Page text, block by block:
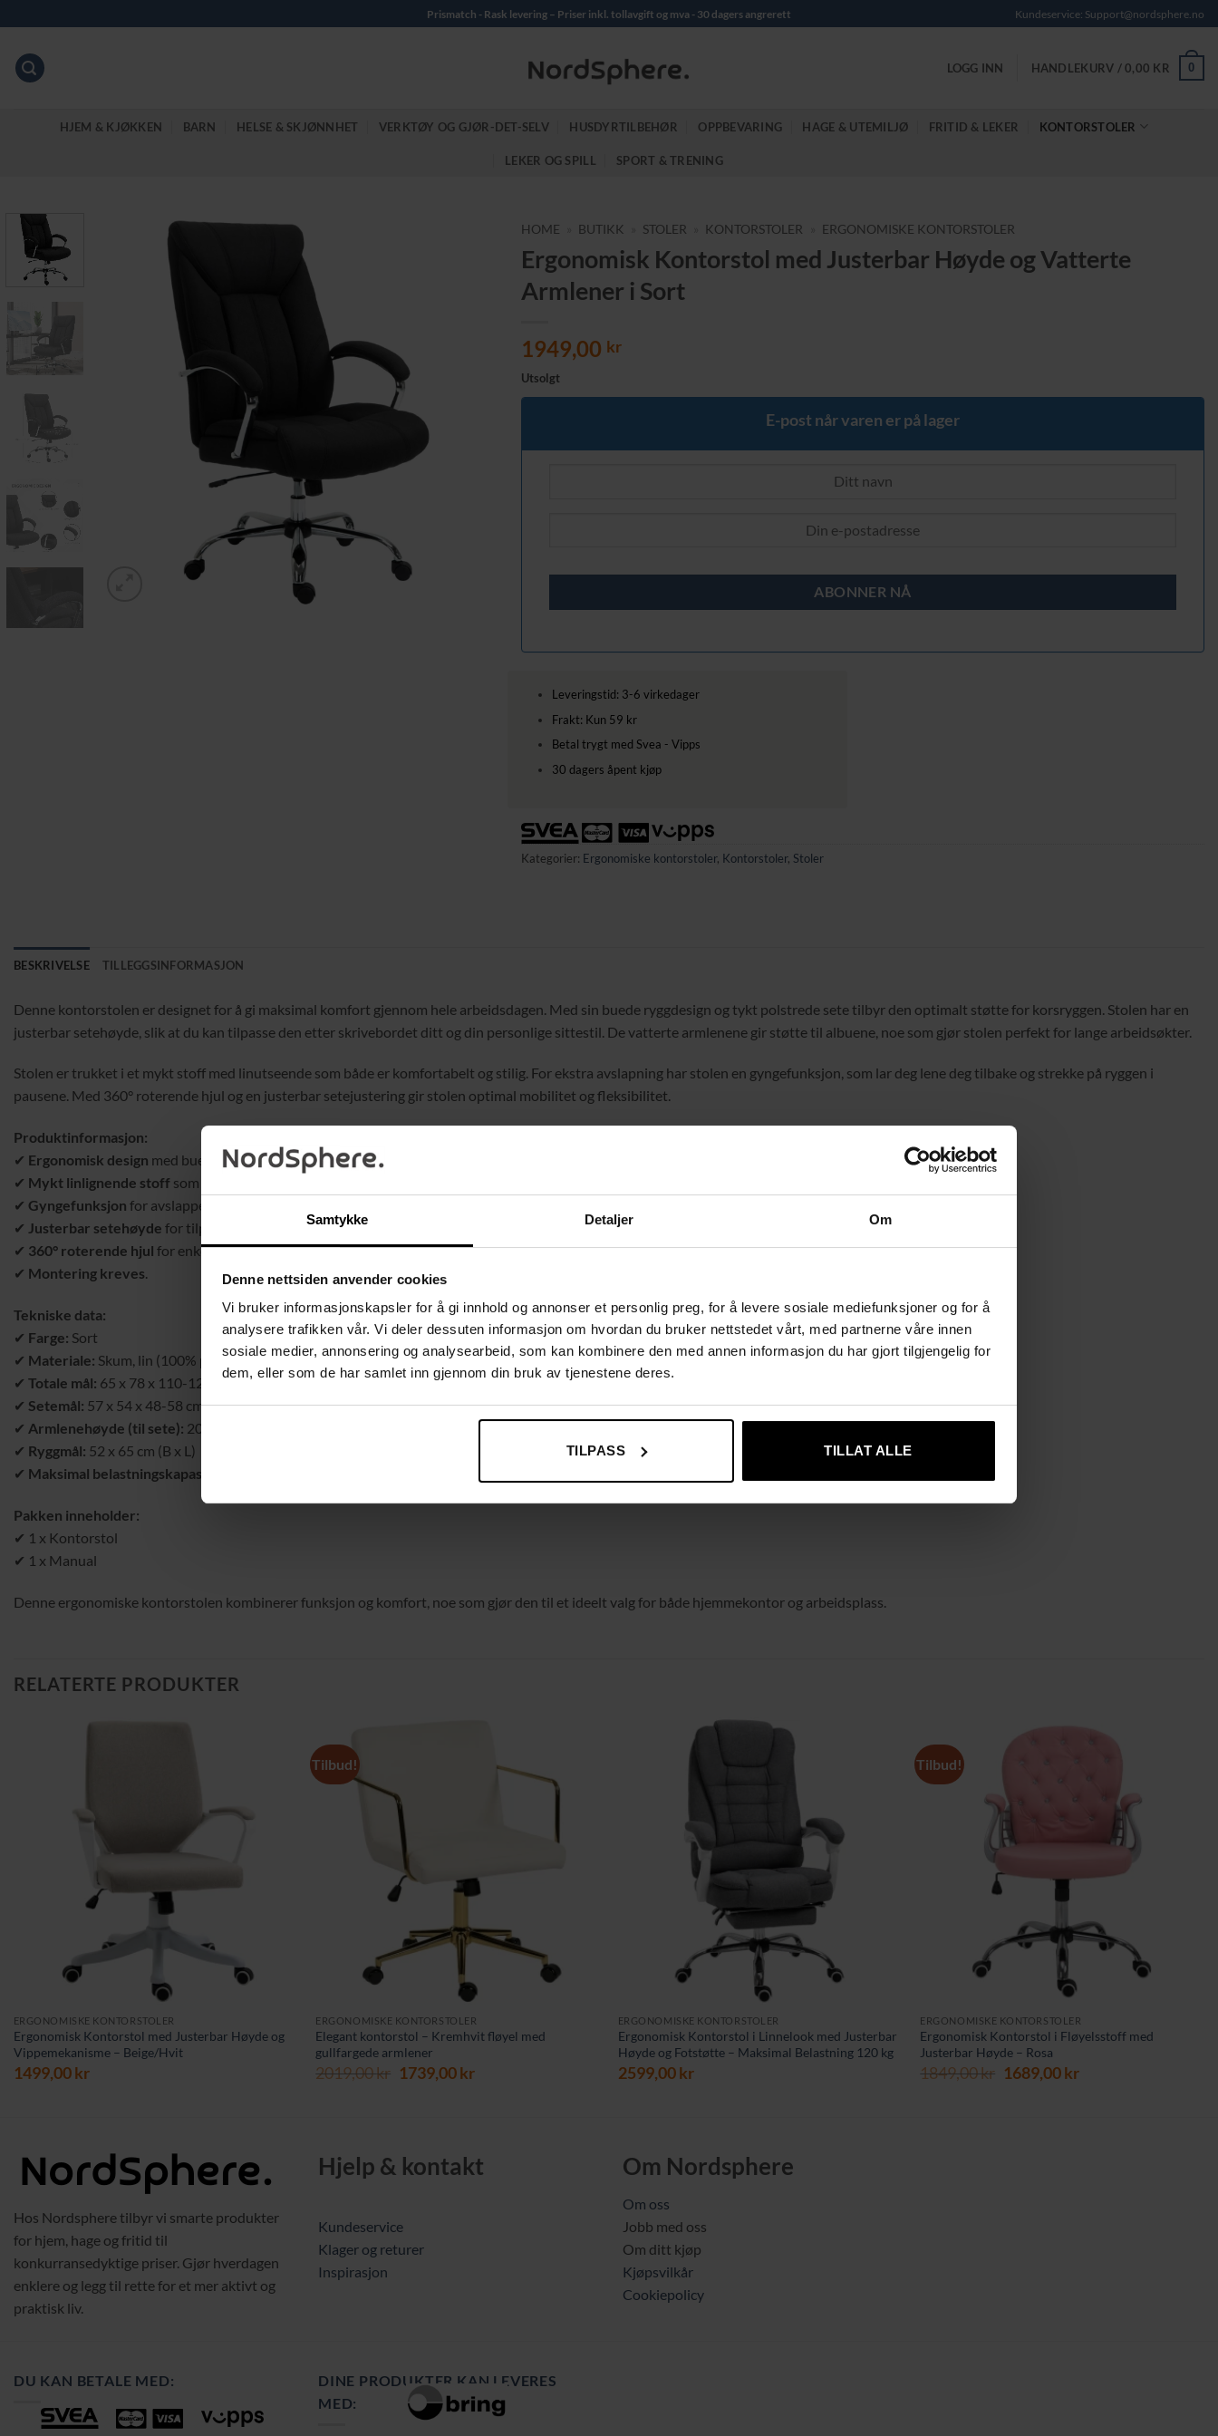
Samtykke Detaljer Om
Denne nettsiden anvender cookies
Vi bruker informasjonskapsler for å gi innhold og annonser et personlig preg, for å levere sosiale mediefunksjoner og for å
analysere trafikken vår. Vi deler dessuten informasjon om hvordan du bruker nettstedet vårt, med partnerne våre innen
sosiale medier, annonsering og analysearbeid, som kan kombinere den med annen informasjon du har gjort tilgjengelig for
dem, eller som de har samlet inn gjennom din bruk av tjenestene deres.
TILPASS TILLAT ALLE
to
content
Prismatch - Rask levering – Priser inkl. tollavgift og mva - 30 dagers angrerett Kundeservice: Support@nordsphere.no
LOGG INN HANDLEKURV /0,00 KR 0
HJEM & KJØKKEN BARN HELSE & SKJØNNHET VERKTØY OG GJØR-DET-SELV HUSDYRTILBEHØR OPPBEVARING HAGE & UTEMILJØ FRITID & LEKER KONTORSTOLER
LEKER OG SPILL SPORT & TRENING
HOME BUTIKK STOLER KONTORSTOLER ERGONOMISKE KONTORSTOLER
Ergonomisk Kontorstol med Justerbar Høyde og Vatterte
Armlener i Sort
1949,00 kr
Utsolgt
E-post når varen er på lager
Leveringstid: 3-6 virkedager
Frakt: Kun 59 kr
Betal trygt med Svea - Vipps
30 dagers åpent kjøp
Kategorier: Ergonomiske kontorstoler, Kontorstoler, Stoler
BESKRIVELSE TILLEGGSINFORMASJON
Denne kontorstolen er designet for å gi maksimal komfort gjennom hele arbeidsdagen. Med sin buede ryggdesign og tykt polstrede sete tilbyr den optimalt støtte for korsryggen. Stolen har en
justerbar setehøyde, slik at du kan tilpasse den etter skrivebordet ditt og din personlige sittestil. De vatterte armlenene gir støtte til albuene, noe som gjør stolen perfekt for lange arbeidsøkter.
Stolen er trukket i et mykt stoff med linutseende som både er komfortabelt og stilig. For ekstra avslapning har stolen en gyngefunksjon, som lar deg lene deg tilbake og strekke på ryggen i
pausene. Med 360° roterende hjul og en justerbar setejustering gir stolen optimal mobilitet og fleksibilitet.
Produktinformasjon:
✔ Ergonomisk design med buet korsrygg og høy densitet polstring for ekstra støtte.
✔ Mykt linlignende stoff som gir komfort og eleganse.
✔ Gyngefunksjon for avslappende pauser og ryggstrekking.
✔ Justerbar setehøyde for tilpasning til skrivebord og sitteposisjon.
✔ 360° roterende hjul for enkel og smidig mobilitet.
✔ Montering kreves.
Tekniske data:
✔ Farge: Sort
✔ Materiale: Skum, lin (100% polyester), stål, nylon
✔ Totale mål: 65 x 78 x 110-120 cm (L x B x H)
✔ Setemål: 57 x 54 x 48-58 cm (B x D x H)
✔ Armlenehøyde (til sete): 20 cm
✔ Ryggmål: 52 x 65 cm (B x L)
✔ Maksimal belastningskapasitet:
Pakken inneholder:
✔ 1 x Kontorstol
✔ 1 x Manual
Denne ergonomiske kontorstolen kombinerer funksjon og komfort, noe som gjør den til et ideelt valg for både hjemmekontor og arbeidsplass.
RELATERTE PRODUKTER
ERGONOMISKE KONTORSTOLER
Ergonomisk Kontorstol med Justerbar Høyde og
Vippemekanisme – Beige/Hvit
1499,00kr
Tilbud!
ERGONOMISKE KONTORSTOLER
Elegant kontorstol – Kremhvit fløyel med
gullfargede armlener
2019,00kr Opprinnelig
1739,00krNåværende
ERGONOMISKE KONTORSTOLER
Ergonomisk Kontorstol i Linnelook med Justerbar
Høyde og Fotstøtte – Maksimal Belastning 120 kg
2599,00kr
Tilbud!
ERGONOMISKE KONTORSTOLER
Ergonomisk Kontorstol i Fløyelsstoff med
Justerbar Høyde – Rosa
1849,00kr Opprinnelig
1689,00krNåværende
Hos Nordsphere tilbyr vi smarte produkter
for hjem, hage og fritid til
konkurransedyktige priser. Gjør hverdagen
enklere og legg til rette for et mer aktivt og
praktisk liv.
Hjelp & kontakt
Kundeservice
Klager og returer
Inspirasjon
Om Nordsphere
Om oss
Jobb med oss
Om ditt kjøp
Kjøpsvilkår
Cookiepolicy
DU KAN BETALE MED:
DINE PRODUKTER KAN LEVERES
MED: